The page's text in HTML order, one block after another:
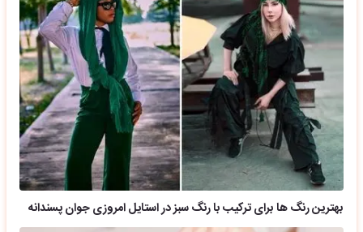
بهترین رنگ ها برای ترکیب با رنگ سبز در استایل امروزی جوان پسندانه